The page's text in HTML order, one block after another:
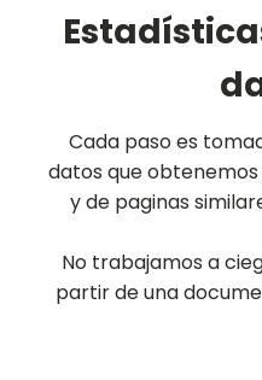
Cada paso es
datos que
y de paginas
No trabajamos a
partir de una